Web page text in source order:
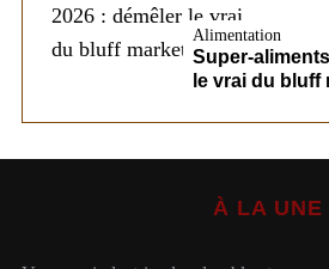
Alimentation
Super-
le vrai du bluff
À LA UNE